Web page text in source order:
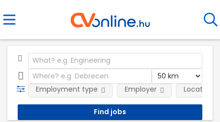
Employment type Employer Location